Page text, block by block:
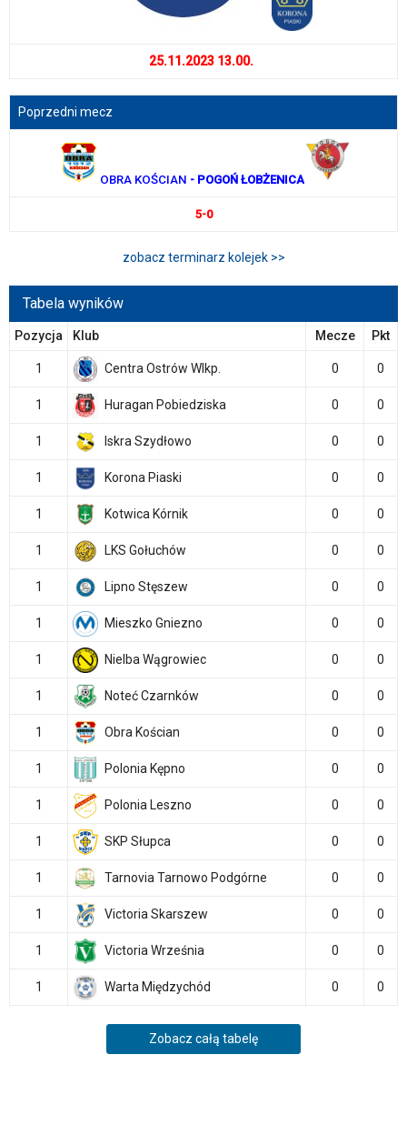
25.11.2023 13.00.
Poprzedni mecz
OBRA KOŚCIAN - POGOŃ ŁOBŻENICA
5-0
zobacz terminarz kolejek >>
Tabela wyników
Pozycja Klub Mecze Pkt
1 Centra Ostrów Wlkp. 0 0
1 Huragan Pobiedziska 0 0
1 Iskra Szydłowo 0 0
1 Korona Piaski 0 0
1 Kotwica Kórnik 0 0
1 LKS Gołuchów 0 0
1 Lipno Stęszew 0 0
1 Mieszko Gniezno 0 0
1 Nielba Wągrowiec 0 0
1 Noteć Czarnków 0 0
1 Obra Kościan 0 0
1 Polonia Kępno 0 0
1 Polonia Leszno 0 0
1 SKP Słupca 0 0
1 Tarnovia Tarnowo Podgórne 0 0
1 Victoria Skarszew 0 0
1 Victoria Września 0 0
1 Warta Międzychód 0 0
Zobacz całą tabelę